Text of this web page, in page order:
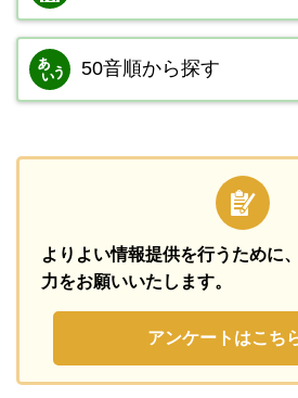
50音順から探す
よりよい情報提供を行うために、
力をお願いいたします。
アンケートはこち